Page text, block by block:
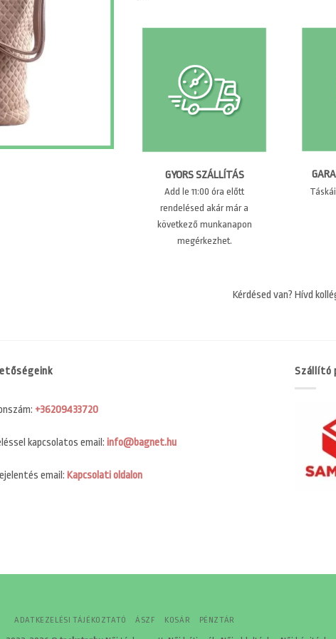
GYORS SZÁLLÍTÁS
Add le 11:00 óra előtt
rendelésed akár már a
következő munkanapon
megérkezhet.
Kérdésed van? Hívd
+36209433720
kapcsolatos email: info@bagnet.hu
email: Kapcsolati oldalon
Szállító
ADATKEZELÉSI TÁJÉKOZTATÓ ÁSZF KOSÁR PÉNZTÁR